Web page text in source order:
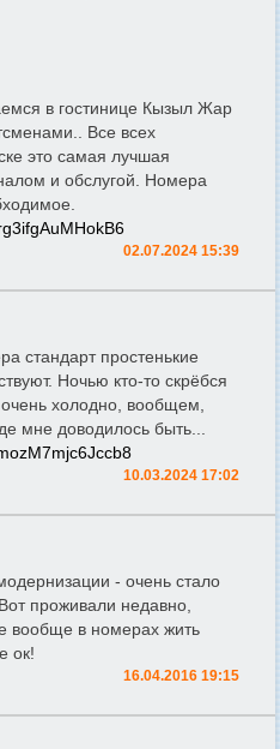
в гостинице Кызыл Жар
Все всех
это самая лучшая
и обслугой. Номера
02.07.2024 15:39
стандарт простенькие
Ночью кто-то скрёбся
холодно, вообщем,
мне доводилось быть...
10.03.2024 17:02
- очень стало
проживали недавно,
вообще в номерах жить
ок!
16.04.2016 19:15